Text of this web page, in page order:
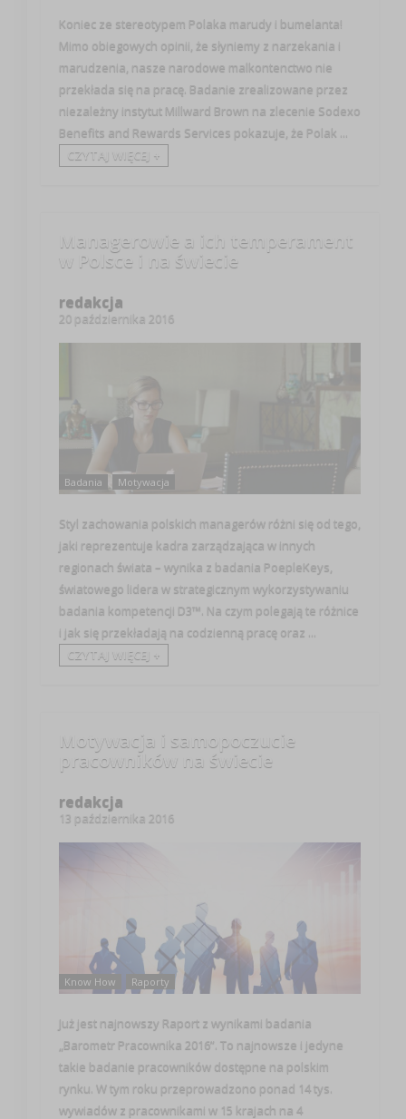
Koniec ze stereotypem Polaka marudy i bumelanta!
Mimo obiegowych opinii, że słyniemy z narzekania i
marudzenia, nasze narodowe malkontenctwo nie
przekłada się na pracę. Badanie zrealizowane przez
niezależny instytut Millward Brown na zlecenie Sodexo
Benefits and Rewards Services pokazuje, że Polak ...
CZYTAJ WIĘCEJ +
Managerowie a ich temperament
w Polsce i na świecie
redakcja
20 października 2016
Badania Motywacja
Styl zachowania polskich managerów różni się od tego,
jaki reprezentuje kadra zarządzająca w innych
regionach świata – wynika z badania PoepleKeys,
światowego lidera w strategicznym wykorzystywaniu
badania kompetencji D3™. Na czym polegają te różnice
i jak się przekładają na codzienną pracę oraz ...
CZYTAJ WIĘCEJ +
Motywacja i samopoczucie
pracowników na świecie
redakcja
13 października 2016
Know How Raporty
Już jest najnowszy Raport z wynikami badania
„Barometr Pracownika 2016”. To najnowsze i jedyne
takie badanie pracowników dostępne na polskim
rynku. W tym roku przeprowadzono ponad 14 tys.
wywiadów z pracownikami w 15 krajach na 4